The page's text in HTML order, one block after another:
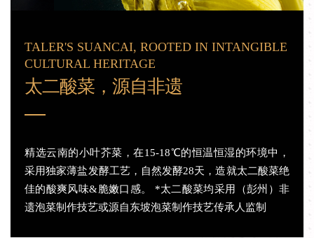
TALER'S SUANCAI, ROOTED IN INTANGIBLE
CULTURAL HERITAGE
太二酸菜，源自非遗
精选云南的小叶芥菜，在15-18℃的恒温恒湿的环境中，
采用独家薄盐发酵工艺，自然发酵28天，造就太二酸菜绝
佳的酸爽风味&脆嫩口感。 *太二酸菜均采用（彭州）非
遗泡菜制作技艺或源自东坡泡菜制作技艺传承人监制